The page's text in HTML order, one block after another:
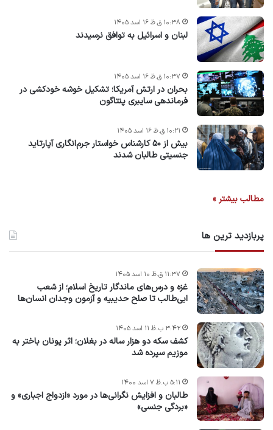
لبنان و اسرائیل به توافق نرسیدند
۱۰:۳۸ ق.ظ ۱۶ اسد ۱۴۰۵
بحران در ارتش آمریکا؛ تشکیل خوشه خودکشی در
فرماندهی سایبری پنتاگون
۱۰:۳۷ ق.ظ ۱۶ اسد ۱۴۰۵
بیش از ۵۰ کارشناس خواستار جرم‌انگاری آپارتاید
جنسیتی طالبان شدند
۱۰:۲۱ ق.ظ ۱۶ اسد ۱۴۰۵
مطالب بیشتر »
پربازدید ترین ها
غزه و درس‌های ماندگار تاریخ اسلام؛ از شعب
ابی‌طالب تا صلح حدیبیه و آزمون وجدان انسان‌ها
۱۱:۳۷ ق.ظ ۱۰ اسد ۱۴۰۵
کشف سکه دو هزار ساله در بغلان؛ اثر یونان باختر به
موزیم سپرده شد
۳:۴۲ ب.ظ ۱۱ اسد ۱۴۰۵
طالبان و افزایش نگرانی‌ها در مورد «ازدواج اجباری» و
«بردگی جنسی»
۵:۱۱ ب.ظ ۷ اسد ۱۴۰۰